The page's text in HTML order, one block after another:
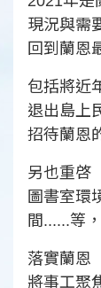
現況與需
回到蘭恩
包括將近
退出島上
招待蘭恩
另也重啓
圖書室環
間......等，
落實蘭恩
將事工聚